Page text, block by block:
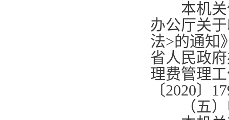
本机关
办公厅关
法>的通知
省人民政
理费管理
〔2020〕
（五）